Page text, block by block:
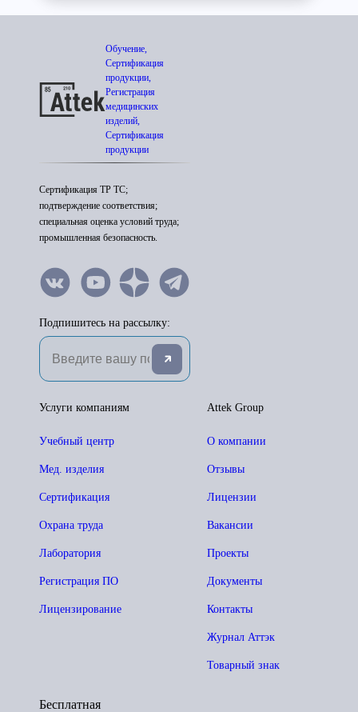
Обучение,
Сертификация
продукции,
Регистрация
медицинских
изделий,
Сертификация
продукции
Сертификация ТР ТС;
подтверждение соответствия;
специальная оценка условий труда;
промышленная безопасность.
Подпишитесь на рассылку:
Attek Group
О компании
Отзывы
Лицензии
Вакансии
Проекты
Документы
Контакты
Журнал Аттэк
Товарный знак
Услуги компаниям
Учебный центр
Мед. изделия
Сертификация
Охрана труда
Лаборатория
Регистрация ПО
Лицензирование
Бесплатная